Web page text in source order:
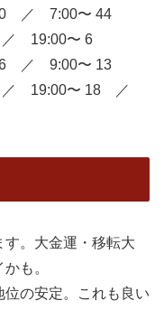
／ 7:00〜 44
19:00〜 6
6 ／ 9:00〜 13
19:00〜 18 ／
す。大金運・移転大
も。
位の安定。これも良い